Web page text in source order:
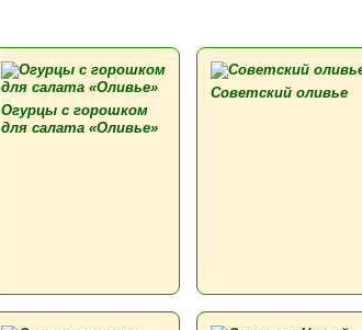
Огурцы с горошком
для салата «Оливье»
Советский оливье